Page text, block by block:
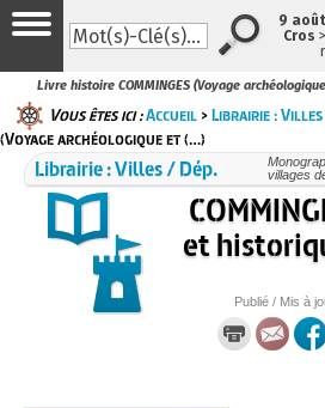
Livre histoire COMMINGES (Voyage
Vous êtes ici :Accueil >Librairie : Villes
(Voyage archéologique et (…)
Librairie : Villes / Dép.
villages
et
Publié / Mis à
9
Cros